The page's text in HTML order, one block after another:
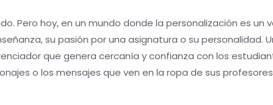
Pero hoy, en un mundo donde la personalización es un
su pasión por una asignatura o su personalidad.
que genera cercanía y confianza con los
o los mensajes que ven en la ropa de sus